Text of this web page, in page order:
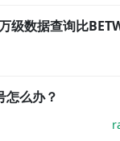
级数据查询比
么办？